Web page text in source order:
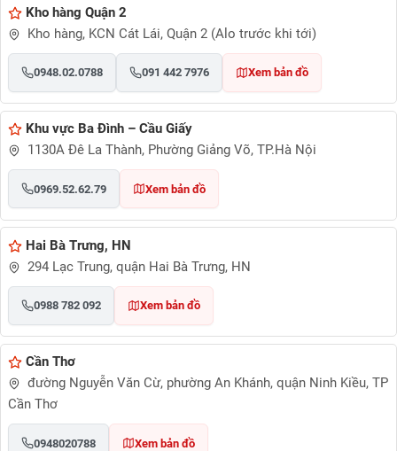
Kho hàng Quận 2
Kho hàng, KCN Cát Lái, Quận 2 (Alo trước khi tới)
0948.02.0788 091 442 7976 Xem bản đồ
Khu vực Ba Đình – Cầu Giấy
1130A Đê La Thành, Phường Giảng Võ, TP.Hà Nội
0969.52.62.79 Xem bản đồ
Hai Bà Trưng, HN
294 Lạc Trung, quận Hai Bà Trưng, HN
0988 782 092 Xem bản đồ
Cần Thơ
đường Nguyễn Văn Cừ, phường An Khánh, quận Ninh Kiều, TP
Cần Thơ
0948020788 Xem bản đồ